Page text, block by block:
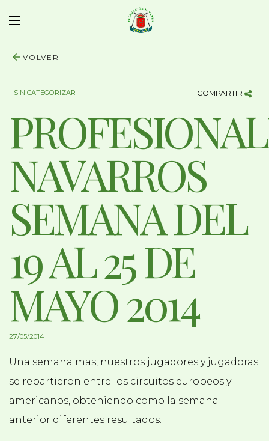
VOLVER
SIN CATEGORIZAR COMPARTIR
NAVARROS
SEMANA DEL
19 AL 25 DE
MAYO 2014
27/05/2014
Una semana mas, nuestros jugadores y jugadoras
se repartieron entre los circuitos europeos y
americanos, obteniendo como la semana
anterior diferentes resultados.